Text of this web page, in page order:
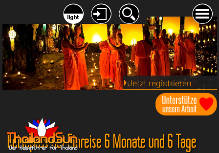
Jetzt registrieren
Reisepass bei Einreise 6 Monate und 6 Tage